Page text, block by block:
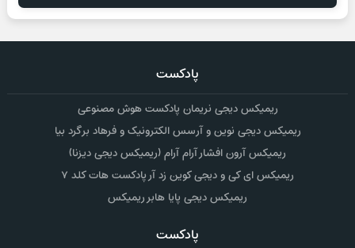
پادکست
ریمیکس دیجی نریمان پادکست هوش مصنوعی
ریمیکس دیجی نوین و آرسس الکترونیک و فرهاد برگرد بیا
ریمیکس آرون افشار آرام آرام (ریمیکس دیجی دیزنا)
ریمیکس ای کی و دیجی کوین زد آر پادکست هات کلد ۷
ریمیکس دیجی پایا هابر ریمیکس
پادکست